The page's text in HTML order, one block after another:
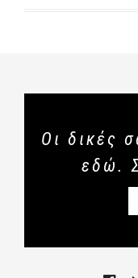
Οι δικές
εδώ.